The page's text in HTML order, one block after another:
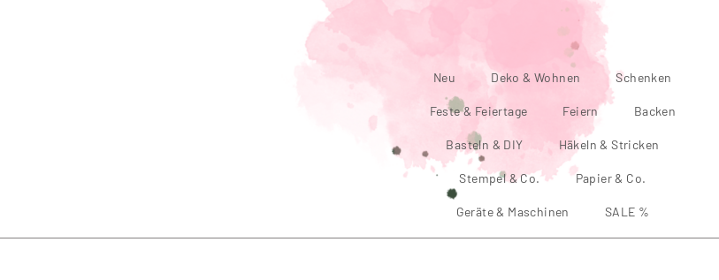
Neu Deko & Wohnen Schenken
Feste & Feiertage Feiern Backen
Basteln & DIY Häkeln & Stricken
Stempel & Co. Papier & Co.
Geräte & Maschinen SALE %